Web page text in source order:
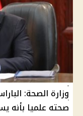
وزارة الصحة:
صحته علميا بأنه